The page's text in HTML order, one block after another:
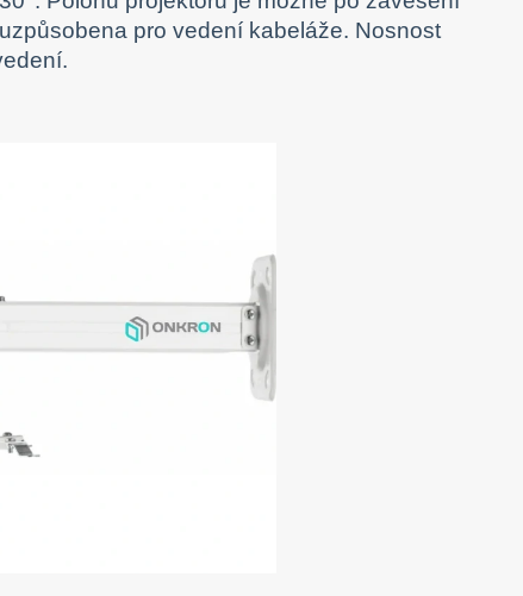
pro vedení kabeláže. Nosnost